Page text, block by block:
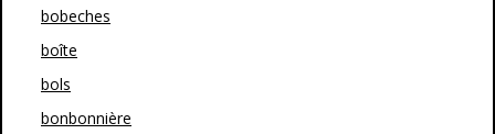
bobeches
boîte
bols
bonbonnière